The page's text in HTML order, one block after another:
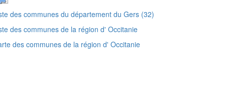
des communes du département du Gers (32)
des communes de la région d' Occitanie
des communes de la région d' Occitanie